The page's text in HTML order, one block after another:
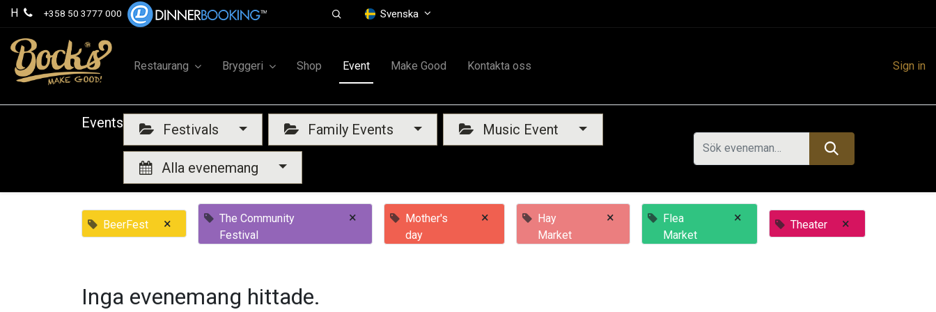
H +358 50 3777 000 Svenska
Restaurang Bryggeri Shop Event Make Good Kontakta oss Sign in
Events Festivals Family Events Music Event
Alla evenemang
BeerFest ×
The Community
Festival
×
Mother's
day
×
Hay
Market
×
Flea
Market
× Theater ×
Inga evenemang hittade.